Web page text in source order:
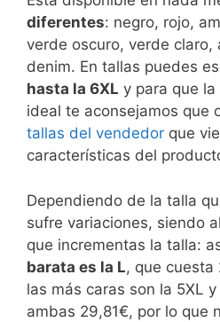
diferentes: negro, rojo,
verde oscuro, verde claro,
denim. En tallas puedes
hasta la 6XL y para que
ideal te aconsejamos que
tallas del vendedor que
características del
Dependiendo de la talla
sufre variaciones, siendo
que incrementas la talla:
barata es la L, que cuesta
las más caras son la 5XL
ambas 29,81€, por lo que